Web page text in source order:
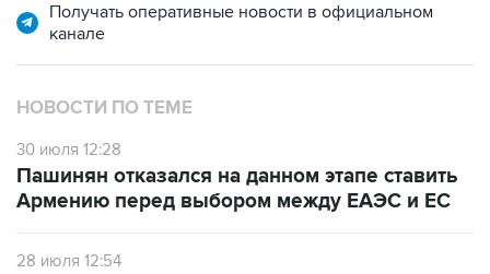
Получать оперативные новости в официальном
канале
НОВОСТИ ПО ТЕМЕ
30 июля 12:28
Пашинян отказался на данном этапе ставить
Армению перед выбором между ЕАЭС и ЕС
28 июля 12:54